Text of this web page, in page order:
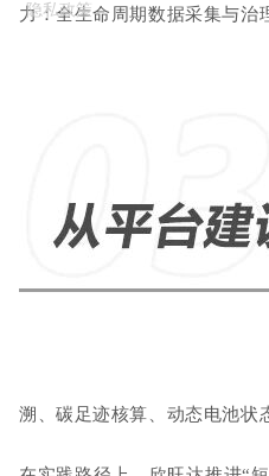
力：全生命周期数据采集与治
溯、碳足迹核算、动态电池状
隐私政策